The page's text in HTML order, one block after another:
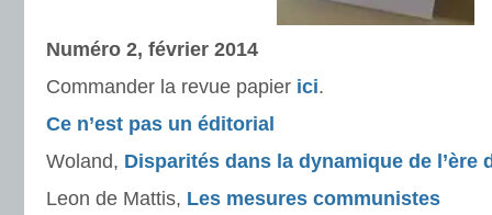
Numéro 2, février 2014
Commander la revue papier ici.
Ce n’est pas un éditorial
Woland, Disparités dans la dynamique de l’ère
Leon de Mattis, Les mesures communistes